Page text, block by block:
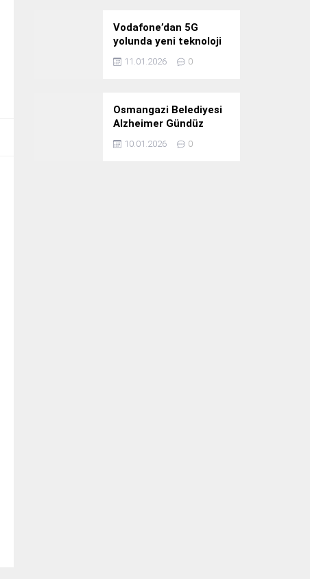
Vodafone’dan 5G
yolunda yeni teknoloji
yatırımı
11.01.2026 0
Osmangazi Belediyesi
Alzheimer Gündüz
Bakım Evi 3. Yılını
Kutladı
10.01.2026 0